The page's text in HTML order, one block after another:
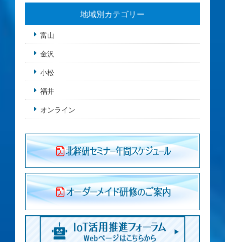
地域別カテゴリー
富山
金沢
小松
福井
オンライン